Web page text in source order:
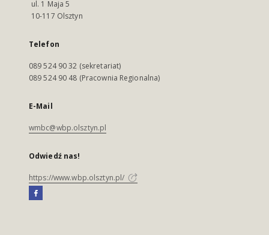
ul. 1 Maja 5
10-117 Olsztyn
Telefon
089 524 90 32 (sekretariat)
089 524 90 48 (Pracownia Regionalna)
E-Mail
wmbc@wbp.olsztyn.pl
Odwiedź nas!
https://www.wbp.olsztyn.pl/